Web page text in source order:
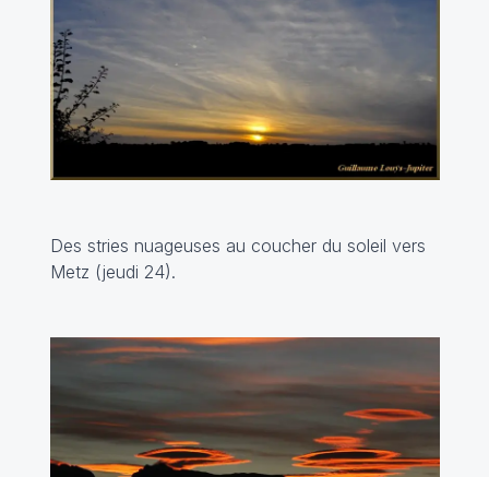
Des stries nuageuses au coucher du soleil vers
Metz (jeudi 24).